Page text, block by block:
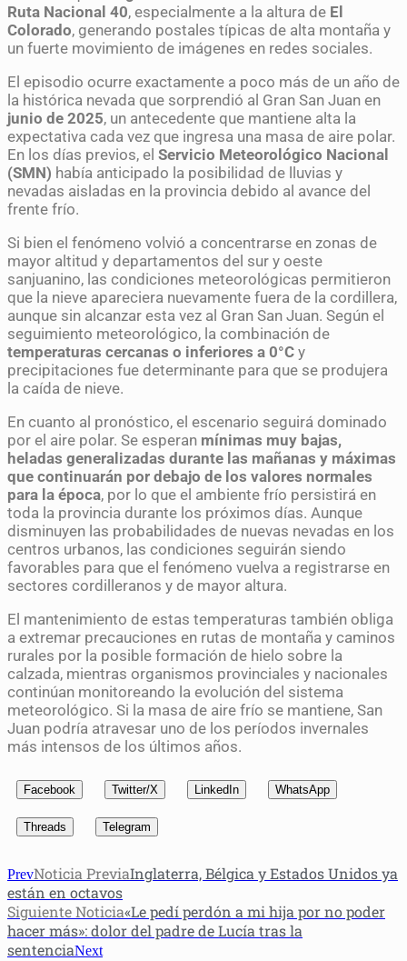
Ruta Nacional 40, especialmente a la altura de El
Colorado, generando postales típicas de alta montaña y
un fuerte movimiento de imágenes en redes sociales.
El episodio ocurre exactamente a poco más de un año de
la histórica nevada que sorprendió al Gran San Juan en
junio de 2025, un antecedente que mantiene alta la
expectativa cada vez que ingresa una masa de aire polar.
En los días previos, el Servicio Meteorológico Nacional
(SMN) había anticipado la posibilidad de lluvias y
nevadas aisladas en la provincia debido al avance del
frente frío.
Si bien el fenómeno volvió a concentrarse en zonas de
mayor altitud y departamentos del sur y oeste
sanjuanino, las condiciones meteorológicas permitieron
que la nieve apareciera nuevamente fuera de la cordillera,
aunque sin alcanzar esta vez al Gran San Juan. Según el
seguimiento meteorológico, la combinación de
temperaturas cercanas o inferiores a 0°C y
precipitaciones fue determinante para que se produjera
la caída de nieve.
En cuanto al pronóstico, el escenario seguirá dominado
por el aire polar. Se esperan mínimas muy bajas,
heladas generalizadas durante las mañanas y máximas
que continuarán por debajo de los valores normales
para la época, por lo que el ambiente frío persistirá en
toda la provincia durante los próximos días. Aunque
disminuyen las probabilidades de nuevas nevadas en los
centros urbanos, las condiciones seguirán siendo
favorables para que el fenómeno vuelva a registrarse en
sectores cordilleranos y de mayor altura.
El mantenimiento de estas temperaturas también obliga
a extremar precauciones en rutas de montaña y caminos
rurales por la posible formación de hielo sobre la
calzada, mientras organismos provinciales y nacionales
continúan monitoreando la evolución del sistema
meteorológico. Si la masa de aire frío se mantiene, San
Juan podría atravesar uno de los períodos invernales
más intensos de los últimos años.
Facebook Twitter/X LinkedIn WhatsApp
Threads Telegram
PrevNoticia PreviaInglaterra, Bélgica y Estados Unidos ya
están en octavos
Siguiente Noticia«Le pedí perdón a mi hija por no poder
hacer más»: dolor del padre de Lucía tras la
sentenciaNext